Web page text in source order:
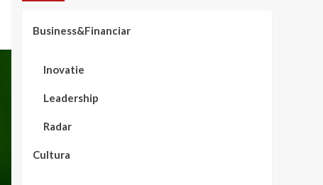
Business&Financiar
Inovatie
Leadership
Radar
Cultura